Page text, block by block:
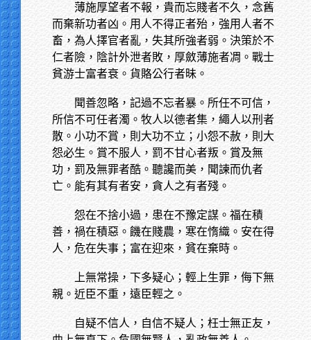
薄施厚望者不報，貴而忘賤者不久，念舊
而棄新功者凶。用人不得正者殆，強用人者不
畜，為人擇官者亂，失其所強者弱。決策於不
仁者險，陰計外泄者敗，厚斂薄施者凋。戰士
貧游士富者衰。貨賂公行者昧。
聞善忽略，記過不忘者暴。所任不可信，
所信不可任者濁。牧人以德者集，繩人以刑者
散。小功不賞，則大功不立；小怨不赦，則大
怨必生。賞不服人，罰不甘心者叛。賞及無
功，罰及無罪者酷。聽讒而美，聞諫而仇者
亡。能有其有者安，貪人之有者殘。
怨在不捨小過，患在不豫定謀。福在積
善，禍在積惡。饑在賤農，寒在惰織。安在得
人，危在失事；富在迎來，貧在棄時。
上無常操，下多疑心；輕上生罪，侮下無
親。近臣不重，遠臣輕之。
自疑不信人，自信不疑人；枉士無正友，